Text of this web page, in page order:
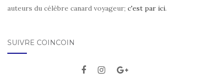
auteurs du célèbre canard voyageur; c'est par ici.
SUIVRE COINCOIN